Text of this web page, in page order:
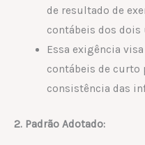
de resultado de
contábeis dos
Essa exigência
contábeis de curto
consistência das
2. Padrão Adotado: